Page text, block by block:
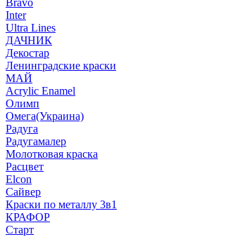
Bravo
Inter
Ultra Lines
ДАЧНИК
Декостар
Ленинградские краски
МАЙ
Acrylic Enamel
Олимп
Омега(Украина)
Радуга
Радугамалер
Молотковая краска
Расцвет
Elcon
Сайвер
Краски по металлу 3в1
КРАФОР
Старт